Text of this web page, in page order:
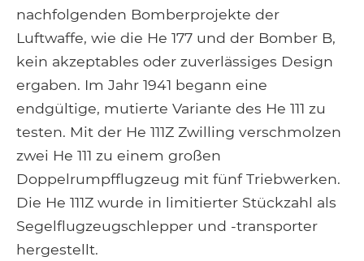
nachfolgenden Bomberprojekte der
Luftwaffe, wie die He 177 und der Bomber B,
kein akzeptables oder zuverlässiges Design
ergaben. Im Jahr 1941 begann eine
endgültige, mutierte Variante des He 111 zu
testen. Mit der He 111Z Zwilling verschmolzen
zwei He 111 zu einem großen
Doppelrumpfflugzeug mit fünf Triebwerken.
Die He 111Z wurde in limitierter Stückzahl als
Segelflugzeugschlepper und -transporter
hergestellt.